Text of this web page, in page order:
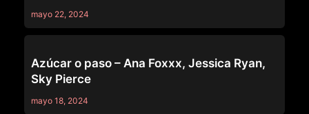
mayo 22, 2024
Azúcar o paso – Ana Foxxx, Jessica Ryan,
Sky Pierce
mayo 18, 2024